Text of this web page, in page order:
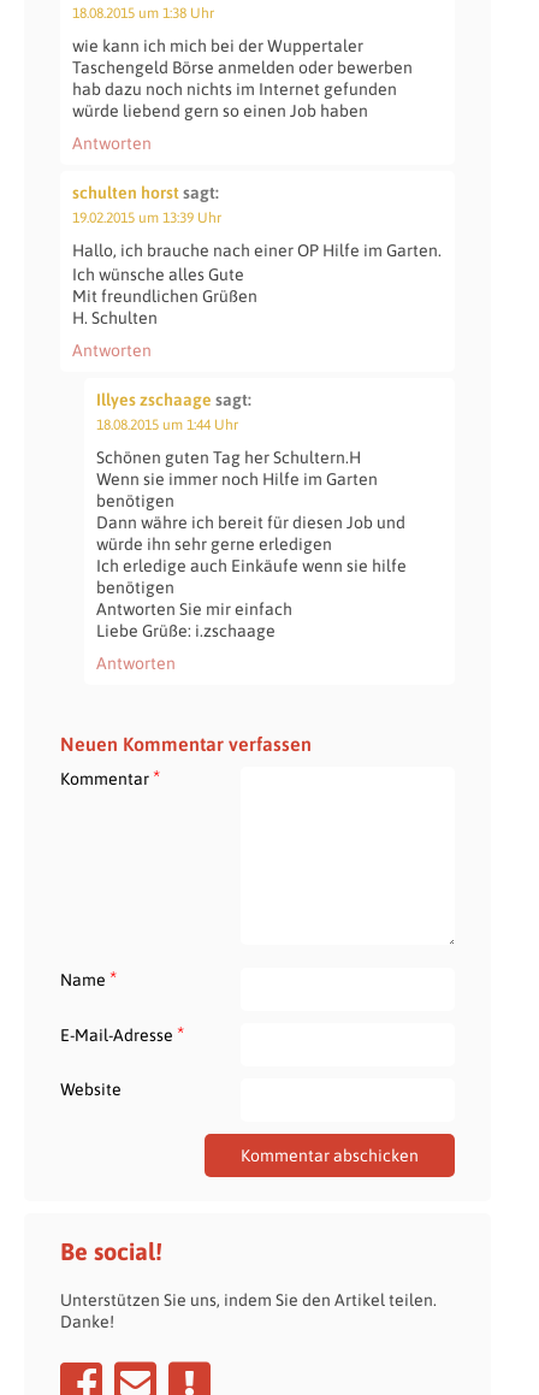
18.08.2015 um 1:38 Uhr
wie kann ich mich bei der Wuppertaler
Taschengeld Börse anmelden oder bewerben
hab dazu noch nichts im Internet gefunden
würde liebend gern so einen Job haben
Antworten
schulten horstsagt:
19.02.2015 um 13:39 Uhr
Hallo, ich brauche nach einer OP Hilfe im Garten.
Ich wünsche alles Gute
Mit freundlichen Grüßen
H. Schulten
Antworten
Illyes zschaage sagt:
18.08.2015 um 1:44 Uhr
Schönen guten Tag her Schultern.H
Wenn sie immer noch Hilfe im Garten
benötigen
Dann währe ich bereit für diesen Job und
würde ihn sehr gerne erledigen
Ich erledige auch Einkäufe wenn sie hilfe
benötigen
Antworten Sie mir einfach
Liebe Grüße: i.zschaage
Antworten
Neuen Kommentar verfassen
Kommentar*
Name *
E-Mail-Adresse *
Website
Be social!
Unterstützen Sie uns, indem Sie den Artikel teilen.
Danke!